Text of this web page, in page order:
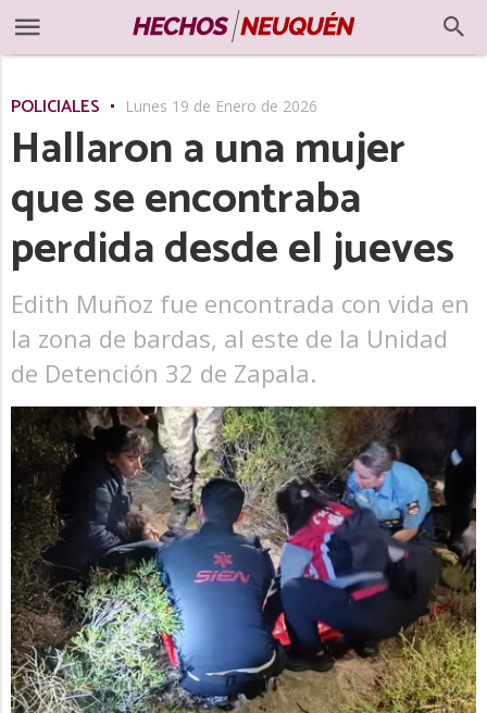
POLICIALES Lunes 19 de Enero de 2026
Hallaron a una mujer
que se encontraba
perdida desde el jueves
Edith Muñoz fue encontrada con vida en
la zona de bardas, al este de la Unidad
de Detención 32 de Zapala.